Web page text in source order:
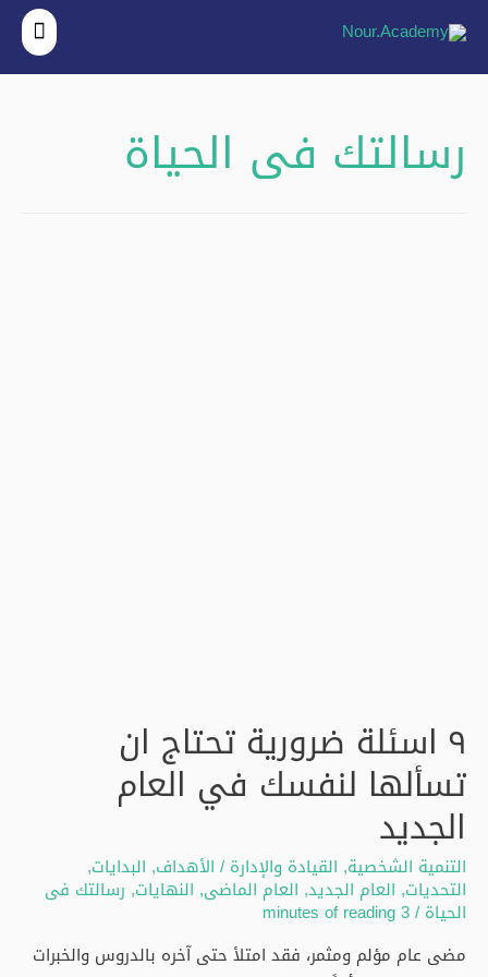
رسالتك فى الحياة
٩ اسئلة ضرورية تحتاج ان
تسألها لنفسك في العام
الجديد
التنمية الشخصية, القيادة والإدارة / الأهداف, البدايات,
التحديات, العام الجديد, العام الماضى, النهايات, رسالتك فى
الحياة /
3 minutes of reading
مضى عام مؤلم ومثمر، فقد امتلأ حتى آخره بالدروس والخبرات